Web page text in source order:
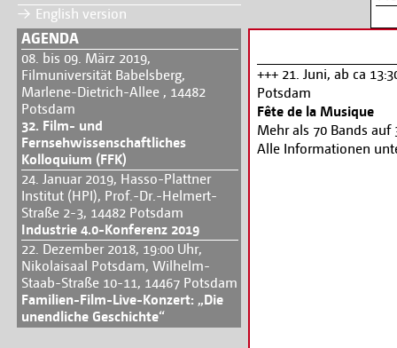
English version
AGENDA
08. bis 09. März 2019,
Filmuniversität Babelsberg,
Marlene-Dietrich-Allee , 14482
Potsdam
32. Film- und
Fernsehwissenschaftliches
Kolloquium (FFK)
24. Januar 2019, Hasso-Plattner
Institut (HPI), Prof.-Dr.-Helmert-
Straße 2-3, 14482 Potsdam
Industrie 4.0-Konferenz 2019
22. Dezember 2018, 19:00 Uhr,
Nikolaisaal Potsdam, Wilhelm-
Staab-Straße 10-11, 14467 Potsdam
Familien-Film-Live-Konzert: „Die
unendliche Geschichte“
+++ 21. Juni, ab ca
Potsdam
Fête de la Musique
Mehr als 70 Bands
Alle Informationen